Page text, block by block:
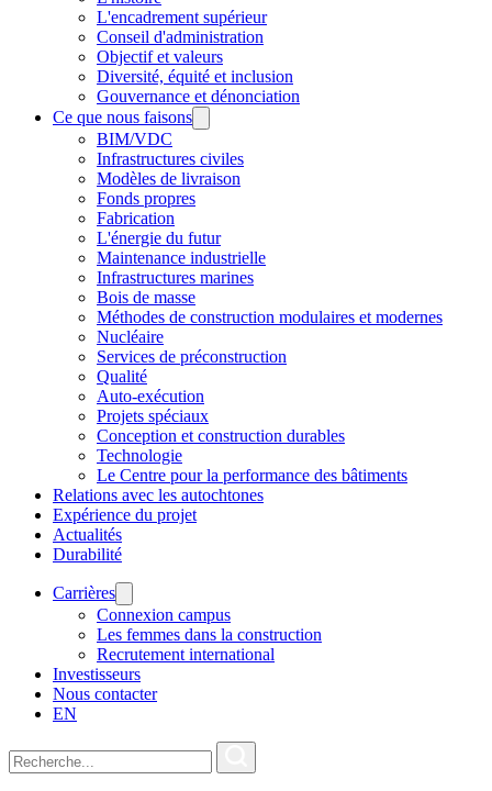
L'encadrement supérieur
Conseil d'administration
Objectif et valeurs
Diversité, équité et inclusion
Gouvernance et dénonciation
Ce que nous faisons
BIM/VDC
Infrastructures civiles
Modèles de livraison
Fonds propres
Fabrication
L'énergie du futur
Maintenance industrielle
Infrastructures marines
Bois de masse
Méthodes de construction modulaires et modernes
Nucléaire
Services de préconstruction
Qualité
Auto-exécution
Projets spéciaux
Conception et construction durables
Technologie
Le Centre pour la performance des bâtiments
Relations avec les autochtones
Expérience du projet
Actualités
Durabilité
Carrières
Connexion campus
Les femmes dans la construction
Recrutement international
Investisseurs
Nous contacter
EN